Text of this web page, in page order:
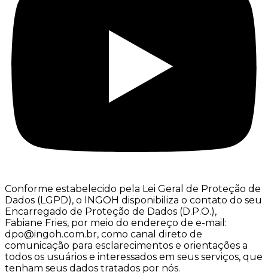
Conforme estabelecido pela Lei Geral de Proteção de
Dados (LGPD), o INGOH disponibiliza o contato do seu
Encarregado de Proteção de Dados (D.P.O.),
Fabiane Fries, por meio do endereço de e-mail:
dpo@ingoh.com.br, como canal direto de
comunicação para esclarecimentos e orientações a
todos os usuários e interessados em seus serviços, que
tenham seus dados tratados por nós.